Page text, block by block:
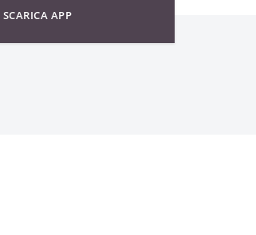
SCARICA APP